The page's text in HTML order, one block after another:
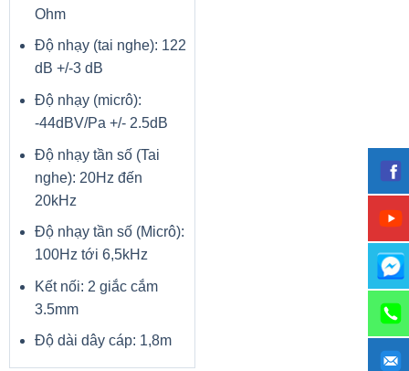
Ohm
Độ nhạy (tai nghe): 122
dB +/-3 dB
Độ nhạy (micrô):
-44dBV/Pa +/- 2.5dB
Độ nhạy tần số (Tai
nghe): 20Hz đến
20kHz
Độ nhạy tần số (Micrô):
100Hz tới 6,5kHz
Kết nối: 2 giắc cắm
3.5mm
Độ dài dây cáp: 1,8m